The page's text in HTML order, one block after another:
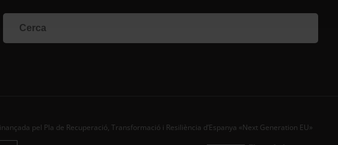
pel Pla de Recuperació, Transformació i Resiliència d’Espanya «Next Generation EU»